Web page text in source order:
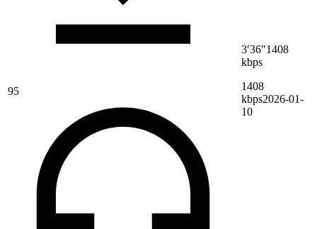
95
3′36″1408
kbps
1408
kbps2026-01-
10